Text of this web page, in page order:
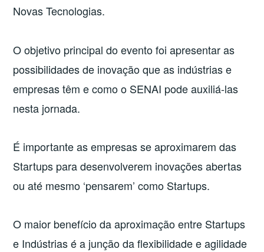
Novas Tecnologias.
O objetivo principal do evento foi apresentar as
possibilidades de inovação que as indústrias e
empresas têm e como o SENAI pode auxiliá-las
nesta jornada.
É importante as empresas se aproximarem das
Startups para desenvolverem inovações abertas
ou até mesmo ‘pensarem’ como Startups.
O maior benefício da aproximação entre Startups
e Indústrias é a junção da flexibilidade e agilidade